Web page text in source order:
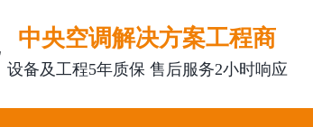
中央空调解决方案工程商
设备及工程5年质保 售后服务2小时响应